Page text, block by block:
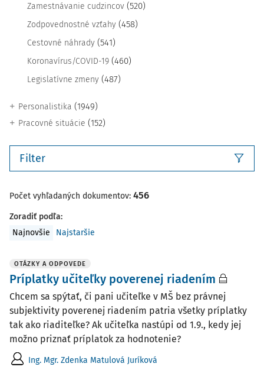
Zamestnávanie cudzincov (520)
Zodpovednostné vzťahy (458)
Cestovné náhrady (541)
Koronavírus/COVID-19 (460)
Legislatívne zmeny (487)
Personalistika (1949)
Pracovné situácie (152)
Filter
Počet vyhľadaných dokumentov: 456
Zoradiť podľa:
Najnovšie
Najstaršie
OTÁZKY A ODPOVEDE
Príplatky učiteľky poverenej riadením
Chcem sa spýtať, či pani učiteľke v MŠ bez právnej
subjektivity poverenej riadením patria všetky príplatky
tak ako riaditeľke? Ak učiteľka nastúpi od 1.9., kedy jej
možno priznať príplatok za hodnotenie?
Ing. Mgr. Zdenka Matulová Juríková